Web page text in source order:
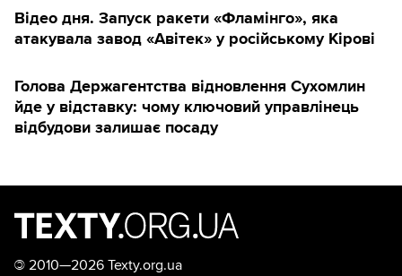
Відео дня. Запуск ракети «Фламінго», яка
атакувала завод «Авітек» у російському Кірові
Голова Держагентства відновлення Сухомлин
йде у відставку: чому ключовий управлінець
відбудови залишає посаду
© 2010—2026 Texty.org.ua